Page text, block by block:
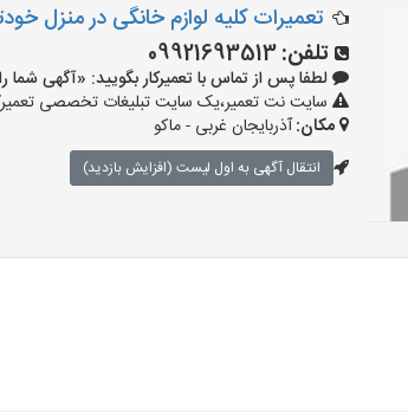
تعمیرات کلیه لوازم خانگی در منزل
تلفن:09921693513
لطفا پس از تماس با تعمیرکار بگویید: «آگهی شما را در سایت
سایت نت تعمیر،یک سایت تبلیغات تخصصی
مکان:آذربایجان غربی - ماکو
انتقال آگهی به اول لیست (افزایش بازدید)